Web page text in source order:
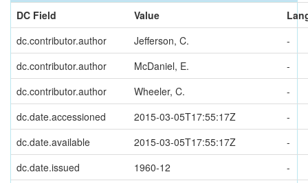
DC Field
Value
dc.contributor.author
Jefferson, C.
-
dc.contributor.author
McDaniel, E.
-
dc.contributor.author
Wheeler, C.
-
dc.date.accessioned
2015-03-05T17:55:17Z
-
dc.date.available
2015-03-05T17:55:17Z
-
dc.date.issued
1960-12
-